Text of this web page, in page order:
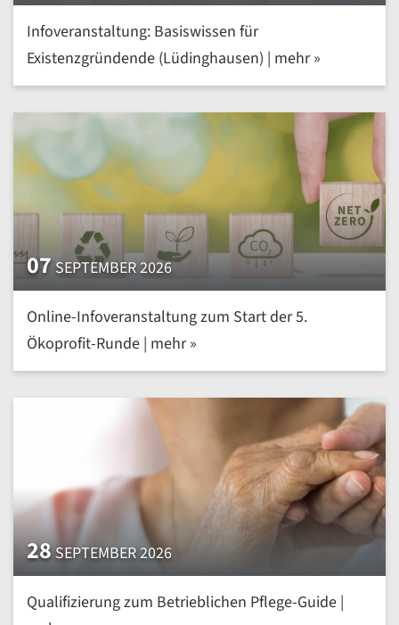
Infoveranstaltung: Basiswissen für
Existenzgründende (Lüdinghausen) | mehr »
07SEPTEMBER 2026
Online-Infoveranstaltung zum Start der 5.
Ökoprofit-Runde | mehr »
28SEPTEMBER 2026
Qualifizierung zum Betrieblichen Pflege-Guide |